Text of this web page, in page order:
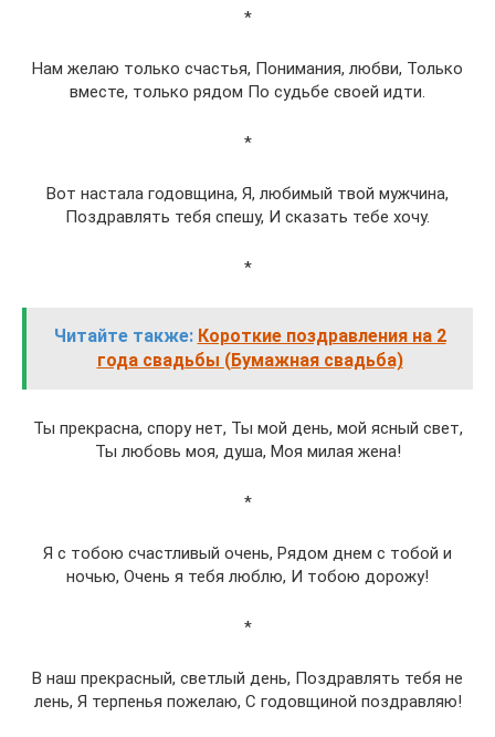
*
Нам желаю только счастья, Понимания, любви, Только
вместе, только рядом По судьбе своей идти.
*
Вот настала годовщина, Я, любимый твой мужчина,
Поздравлять тебя спешу, И сказать тебе хочу.
*
Читайте также: Короткие поздравления на 2
года свадьбы (Бумажная свадьба)
Ты прекрасна, спору нет, Ты мой день, мой ясный свет,
Ты любовь моя, душа, Моя милая жена!
*
Я с тобою счастливый очень, Рядом днем с тобой и
ночью, Очень я тебя люблю, И тобою дорожу!
*
В наш прекрасный, светлый день, Поздравлять тебя не
лень, Я терпенья пожелаю, С годовщиной поздравляю!